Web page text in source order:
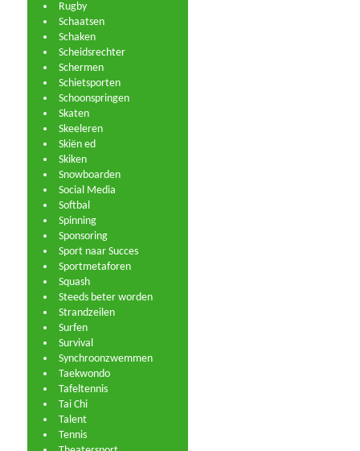
Rugby
Schaatsen
Schaken
Scheidsrechter
Schermen
Schietsporten
Schoonspringen
Skaten
Skeeleren
Skiën ed
Skiken
Snowboarden
Social Media
Softbal
Spinning
Sponsoring
Sport naar Succes
Sportmetaforen
Squash
Steeds beter worden
Strandzeilen
Surfen
Survival
Synchroonzwemmen
Taekwondo
Tafeltennis
Tai Chi
Talent
Tennis